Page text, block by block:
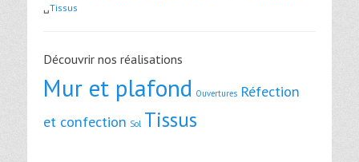
␣Tissus
Découvrir nos réalisations
Mur et plafond Ouvertures Réfection
et confection Sol Tissus